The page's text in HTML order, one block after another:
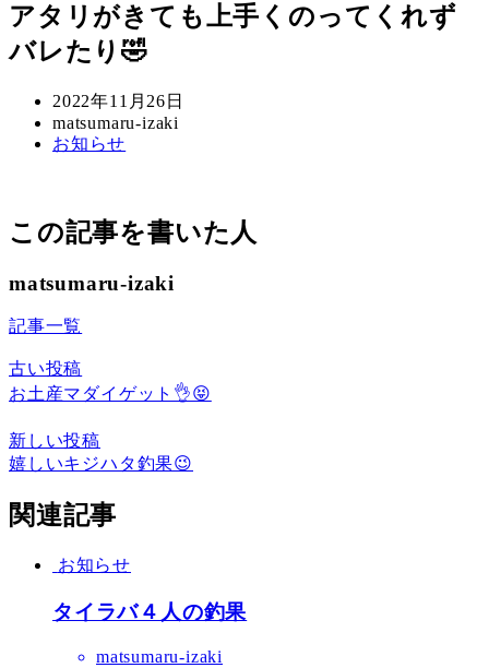
アタリがきても上手くのってくれず
バレたり🤣
投
稿
日
2022年11月26日
著
者
matsumaru-izaki
カ
ー
お知らせ
この記事を書いた人
matsumaru-izaki
記事一覧
古い投稿
お土産マダイゲット👌😝
新しい投稿
嬉しいキジハタ釣果😉
関連記事
お知らせ
タイラバ４人の釣果
matsumaru-izaki